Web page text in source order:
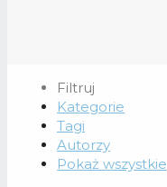
Filtruj
Kategorie
Tagi
Autorzy
Pokaż wszystkie